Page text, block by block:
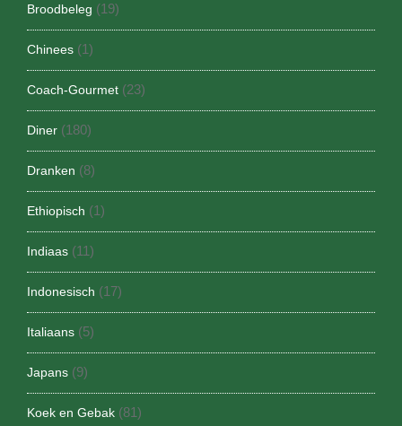
Broodbeleg (19)
Chinees (1)
Coach-Gourmet (23)
Diner (180)
Dranken (8)
Ethiopisch (1)
Indiaas (11)
Indonesisch (17)
Italiaans (5)
Japans (9)
Koek en Gebak (81)